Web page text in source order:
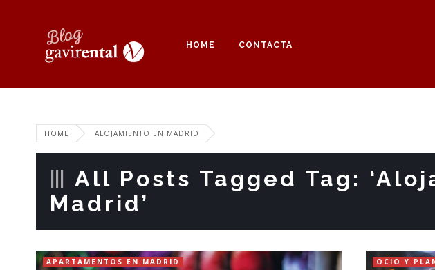
HOME CONTACTA
HOME ALOJAMIENTO EN MADRID
All Posts Tagged Tag:
Madrid’
APARTAMENTOS EN MADRID OCIO Y